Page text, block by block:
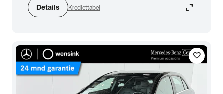
Details Krediettabel expand_content
favorite